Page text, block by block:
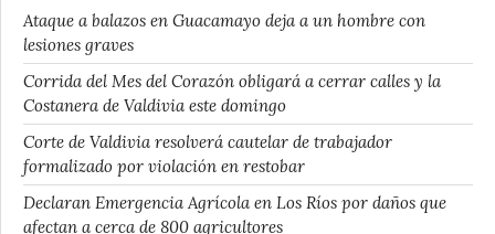
Ataque a balazos en Guacamayo deja a un hombre con
lesiones graves
Corrida del Mes del Corazón obligará a cerrar calles y la
Costanera de Valdivia este domingo
Corte de Valdivia resolverá cautelar de trabajador
formalizado por violación en restobar
Declaran Emergencia Agrícola en Los Ríos por daños que
afectan a cerca de 800 agricultores